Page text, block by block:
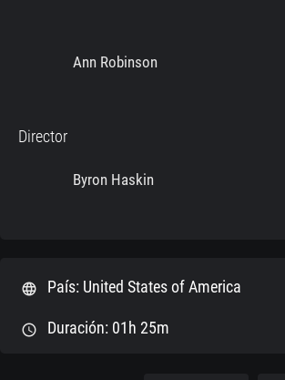
Ann Robinson
Director
Byron Haskin
language País: United States of America
schedule Duración: 01h 25m